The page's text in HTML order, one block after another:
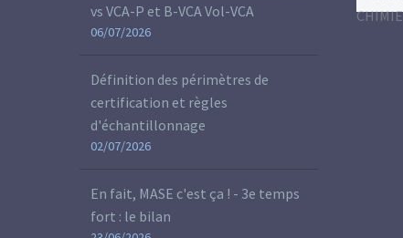
vs VCA-P et B-VCA Vol-VCA
06/07/2026
Définition des périmètres de
certification et règles
d'échantillonnage
02/07/2026
En fait, MASE c'est ça ! - 3e temps
fort : le bilan